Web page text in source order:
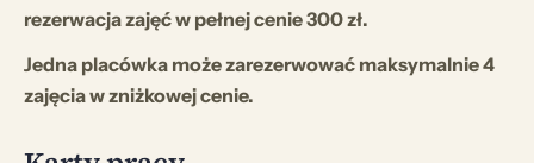
rezerwacja zajęć w pełnej cenie 300 zł.
Jedna placówka może zarezerwować maksymalnie 4
zajęcia w zniżkowej cenie.